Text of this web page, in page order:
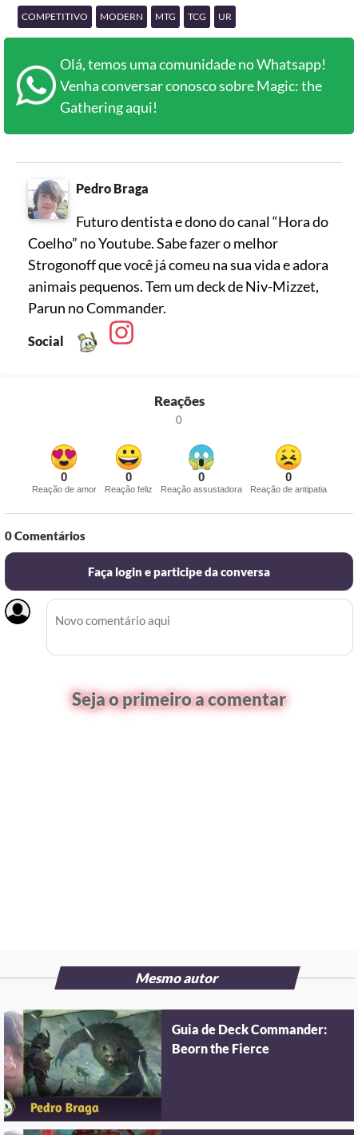
COMPETITIVO MODERN MTG TCG UR
Olá, temos uma comunidade no Whatsapp!
Venha conversar conosco sobre Magic: the
Gathering aqui!
Pedro Braga
Futuro dentista e dono do canal “Hora do
Coelho” no Youtube. Sabe fazer o melhor
Strogonoff que você já comeu na sua vida e adora
animais pequenos. Tem um deck de Niv-Mizzet,
Parun no Commander.
Social
Reações
0
0
Reação de amor
0
Reação feliz
0
Reação assustadora
0
Reação de antipatia
0Comentários
Faça login e participe da conversa
Seja o primeiro a comentar
Mesmo autor
Guia de Deck Commander:
Beorn the Fierce